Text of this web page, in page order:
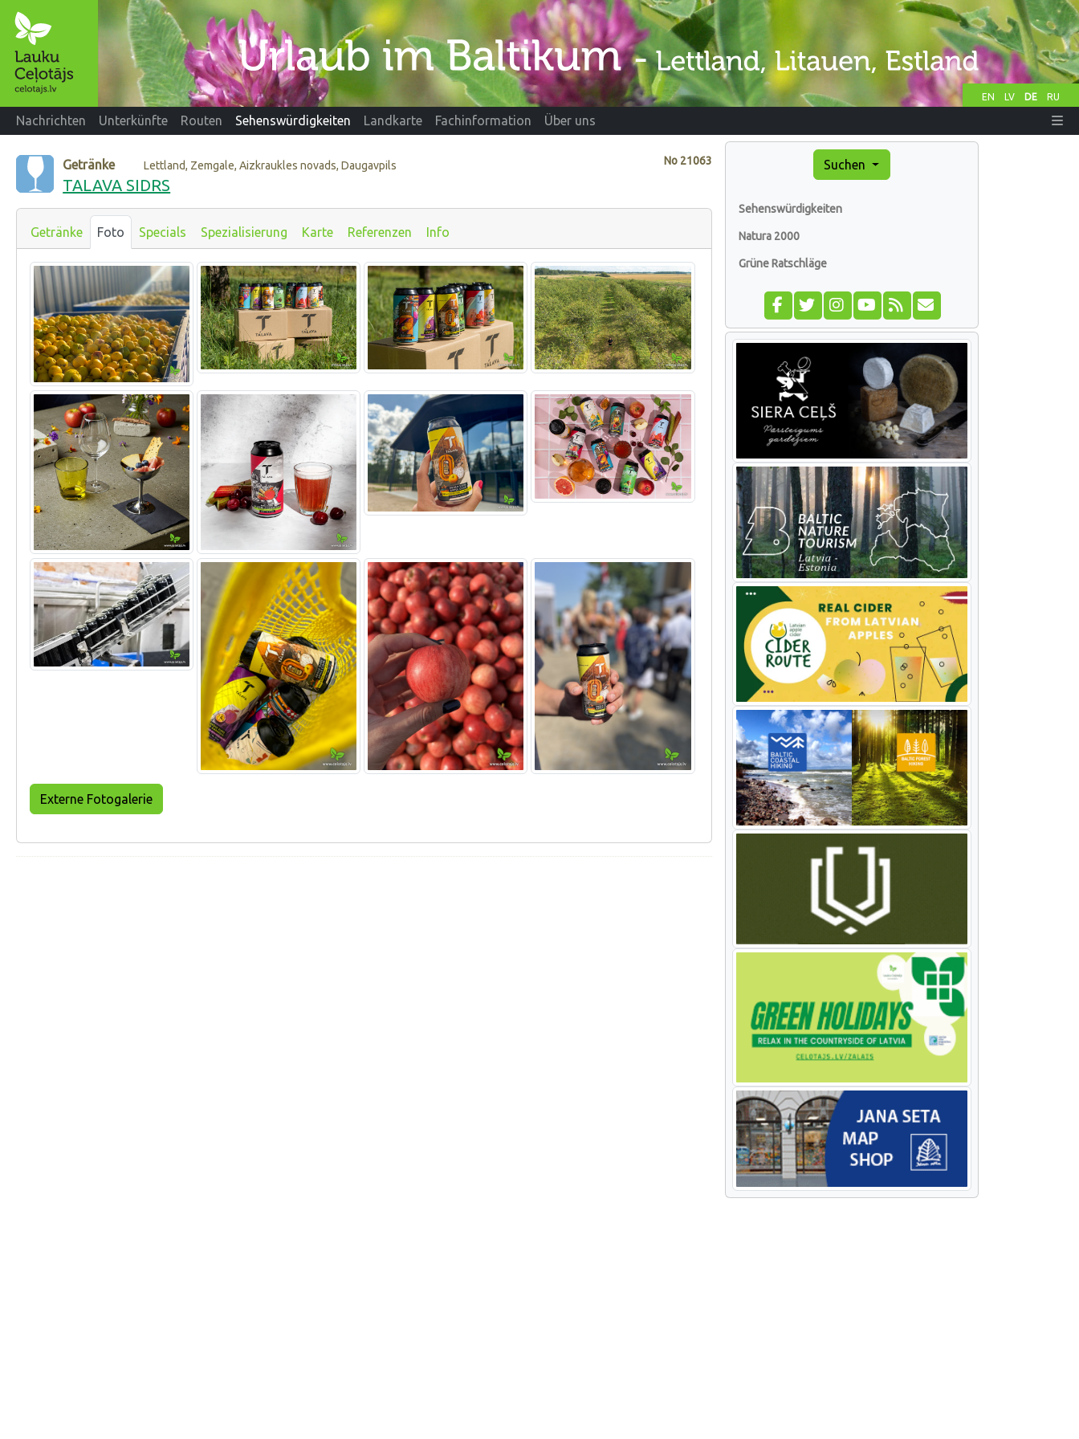
EN LV DE RU
Nachrichten Unterkünfte Routen Sehenswürdigkeiten Landkarte Fachinformation Über uns
No 21063
Getränke Lettland, Zemgale, Aizkraukles novads, Daugavpils
TALAVA SIDRS
Getränke Foto Specials Spezialisierung Karte Referenzen Info
Externe Fotogalerie
Suchen
Sehenswürdigkeiten
Natura 2000
Grüne Ratschläge